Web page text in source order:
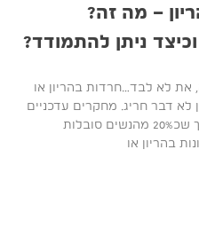
– מה זה?
ניתן להתמודד?
את לא לבד…חרדות בהריון או
לא דבר חריג. מחקרים עדכניים
מצביעים על כך שכ20% מהנשים סובלות
בהריון או